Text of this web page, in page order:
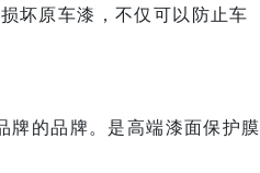
坏原车漆，不仅可以防止车
牌的品牌。是高端漆面保护膜